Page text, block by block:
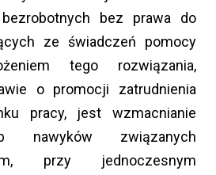
bez prawa do
ze świadczeń pomocy
tego rozwiązania,
o promocji zatrudnienia
pracy, jest wzmacnianie
związanych
przy jednoczesnym